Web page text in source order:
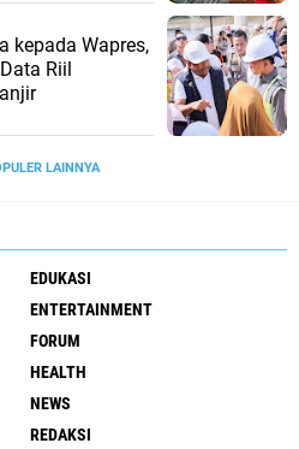
kepada Wapres,
Riil
LAINNYA
EDUKASI
ENTERTAINMENT
FORUM
HEALTH
NEWS
REDAKSI